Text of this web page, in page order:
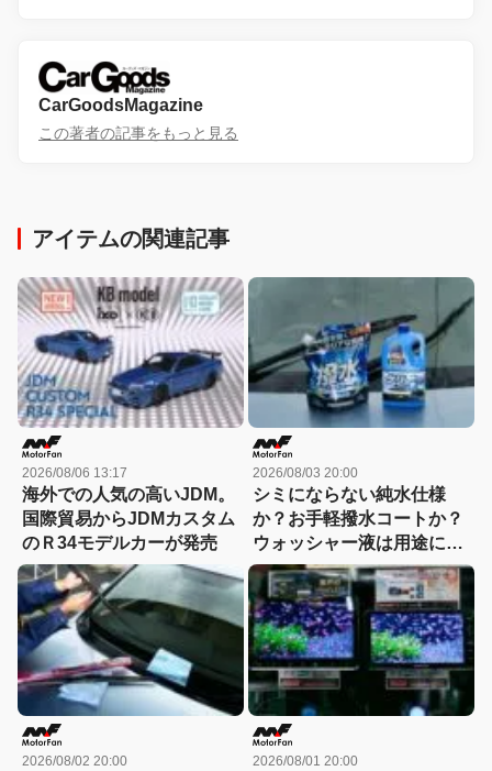
CarGoodsMagazine
この著者の記事をもっと見る
アイテムの関連記事
2026/08/06 13:17
海外での人気の高いJDM。
国際貿易からJDMカスタム
のＲ34モデルカーが発売
2026/08/03 20:00
シミにならない純水仕様
か？お手軽撥水コートか？
ウォッシャー液は用途に合
わせて選ぶ時代
2026/08/02 20:00 2026/08/01 20:00